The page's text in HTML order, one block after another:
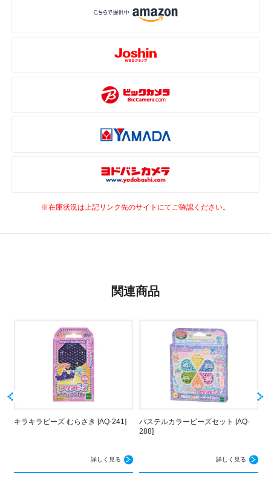
※在庫状況は上記リンク先のサイトにてご確認ください。
関連商品
キラキラビーズ むらさき [AQ-241]
詳しく見る
パステルカラービーズセット [AQ-
288]
詳しく見る